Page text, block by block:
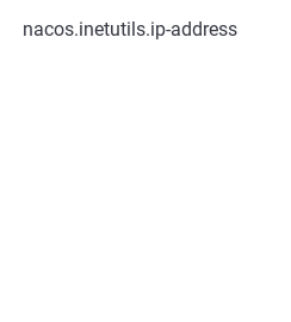
nacos.inetutils.ip-address